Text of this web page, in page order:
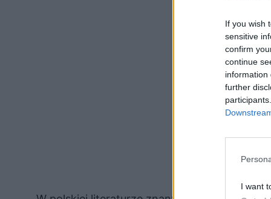
If you wish
sensitive
confirm
continue
information
further
I want